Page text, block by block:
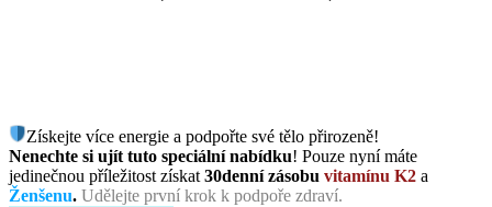
Získejte více energie a podpořte své tělo přirozeně!
Nenechte si ujít tuto speciální nabídku! Pouze nyní máte
jedinečnou příležitost získat30denní zásobu vitamínu K2 a
Ženšenu. Udělejte první krok k podpoře zdraví.